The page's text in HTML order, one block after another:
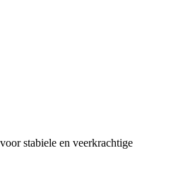
stabiele en veerkrachtige